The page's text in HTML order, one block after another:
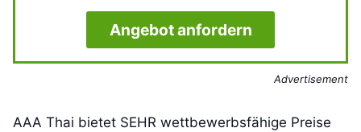
Angebot anfordern
Advertisement
AAA Thai bietet SEHR wettbewerbsfähige Preise